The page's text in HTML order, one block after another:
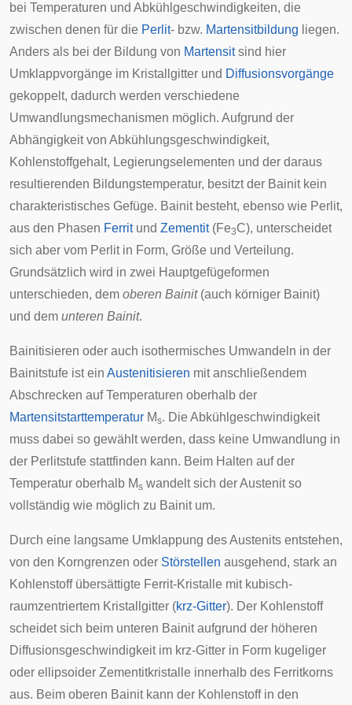
bei Temperaturen und Abkühlgeschwindigkeiten, die
zwischen denen für die Perlit- bzw. Martensitbildung liegen.
Anders als bei der Bildung von Martensitsind hier
Umklappvorgänge im Kristallgitter und Diffusionsvorgänge
gekoppelt, dadurch werden verschiedene
Umwandlungsmechanismen möglich. Aufgrund der
Abhängigkeit von Abkühlungsgeschwindigkeit,
Kohlenstoffgehalt, Legierungselementen und der daraus
resultierenden Bildungstemperatur, besitzt der Bainit kein
charakteristisches Gefüge. Bainit besteht, ebenso wie Perlit,
aus den Phasen Ferritund Zementit(Fe3C), unterscheidet
sich aber vom Perlit in Form, Größe und Verteilung.
Grundsätzlich wird in zwei Hauptgefügeformen
unterschieden, dem oberen Bainit(auch körniger Bainit)
und dem unteren Bainit.
Bainitisieren oder auch isothermisches Umwandeln in der
Bainitstufe ist ein Austenitisieren mit anschließendem
Abschrecken auf Temperaturen oberhalb der
Martensitstarttemperatur Ms. Die Abkühlgeschwindigkeit
muss dabei so gewählt werden, dass keine Umwandlung in
der Perlitstufe stattfinden kann. Beim Halten auf der
Temperatur oberhalb Ms wandelt sich der Austenit so
vollständig wie möglich zu Bainit um.
Durch eine langsame Umklappung des Austenits entstehen,
von den Korngrenzen oder Störstellen ausgehend, stark an
Kohlenstoff übersättigte Ferrit-Kristalle mit kubisch-
raumzentriertem Kristallgitter (krz-Gitter). Der Kohlenstoff
scheidet sich beim unteren Bainit aufgrund der höheren
Diffusionsgeschwindigkeit im krz-Gitter in Form kugeliger
oder ellipsoider Zementitkristalle innerhalb des Ferritkorns
aus. Beim oberen Bainit kann der Kohlenstoff in den